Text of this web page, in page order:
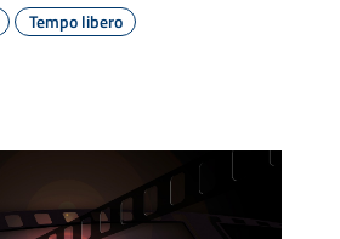
Tempo libero